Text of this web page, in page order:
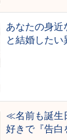
あなたの身
と結婚したい
≪名前も誕生
好きで『告白